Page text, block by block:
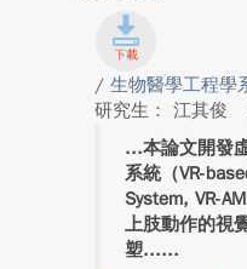
/ 生物醫學工程學
研究生： 江其俊
本論文開發
系統（VR-
System, VR-
上肢動作的視
塑...